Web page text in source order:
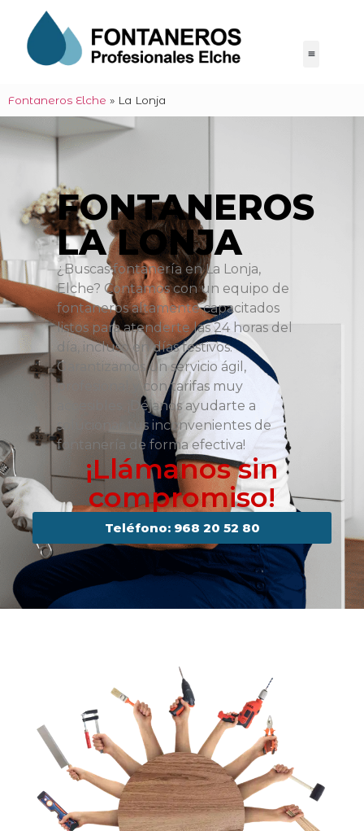
Fontaneros Elche » La Lonja
FONTANEROS
LA LONJA
¿Buscas fontanería en La Lonja,
Elche? Contamos con un equipo de
fontaneros altamente capacitados
listos para atenderte las 24 horas del
día, incluso en días festivos.
Garantizamos un servicio ágil,
profesional y con tarifas muy
accesibles. ¡Déjanos ayudarte a
solucionar tus inconvenientes de
fontanería de forma efectiva!
¡Llámanos sin
compromiso!
Teléfono: 968 20 52 80